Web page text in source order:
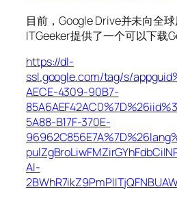
目前，Google Drive并未向全
ITGeeker提供了一个可以下载
https://dl-
ssl.google.com/tag/s/
AECE-4309-90B7-
5A88-B17F-370E-
AI-